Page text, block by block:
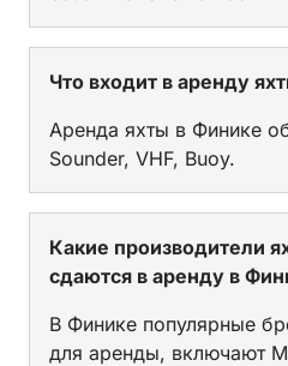
Что входит в аренду
Аренда яхты в Финике
Sounder, VHF, Buoy.
Какие производители
сдаются в аренду в
В Финике популярные
для аренды, включают